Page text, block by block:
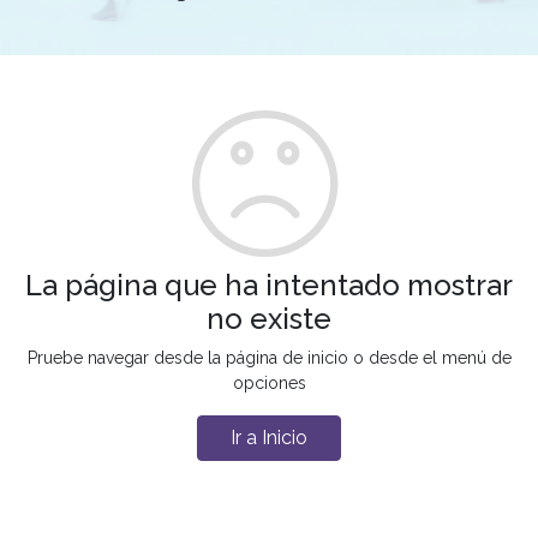
La página que ha intentado mostrar
no existe
Pruebe navegar desde la página de inicio o desde el menú de
opciones
Ir a Inicio